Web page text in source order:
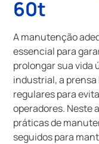
60t
A manutenção
essencial para
prolongar sua vida
industrial, a
regulares para
operadores. Neste
práticas de
seguidos para